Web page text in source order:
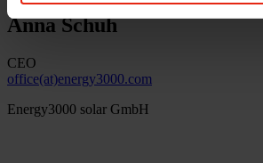
Anna Schuh
CEO
office(at)energy3000.com
Energy3000 solar GmbH